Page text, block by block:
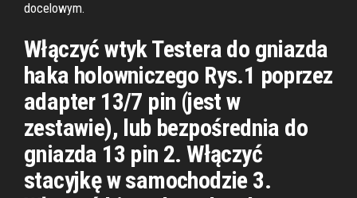
docelowym.
Włączyć wtyk Testera do gniazda
haka holowniczego Rys.1 poprzez
adapter 13/7 pin (jest w
zestawie), lub bezpośrednia do
gniazda 13 pin 2. Włączyć
stacyjkę w samochodzie 3.